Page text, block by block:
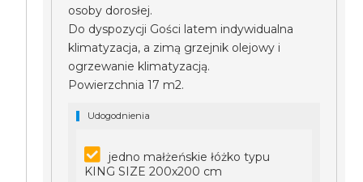
osoby dorosłej.
Do dyspozycji Gości latem indywidualna
klimatyzacja, a zimą grzejnik olejowy i
ogrzewanie klimatyzacją.
Powierzchnia 17 m2.
Udogodnienia
jedno małżeńskie łóżko typu
KING SIZE 200x200 cm